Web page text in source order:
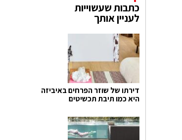
כתבות שעשוייות
לעניין אותך
דירתו של שוזר הפרחים באיביזה
היא כמו תיבת תכשיטים